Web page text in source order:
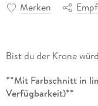
Merken
Bist du der Krone
**Mit Farbschnitt in
Verfügbarkeit)**